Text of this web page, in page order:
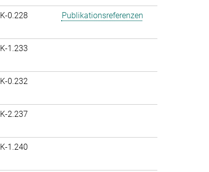
K-0.228 Publikationsreferenzen
K-1.233
K-0.232
K-2.237
K-1.240